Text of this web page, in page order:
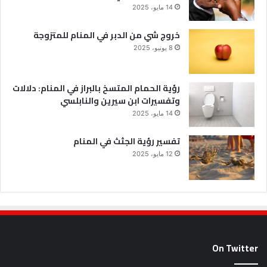
14 مايو، 2025
خروج شي من الدبر في المنام للمتزوجة
8 يونيو، 2025
رؤية الحمام المتسخ بالبراز في المنام: دلالات
وتفسيرات ابن سيرين والنابلسي
14 مايو، 2025
تفسير رؤية الجثث في المنام
12 مايو، 2025
On Twitter